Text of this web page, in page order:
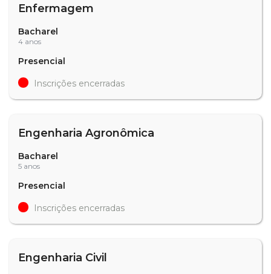
Enfermagem
Bacharel
4 anos
Presencial
Inscrições encerradas
Engenharia Agronômica
Bacharel
5 anos
Presencial
Inscrições encerradas
Engenharia Civil